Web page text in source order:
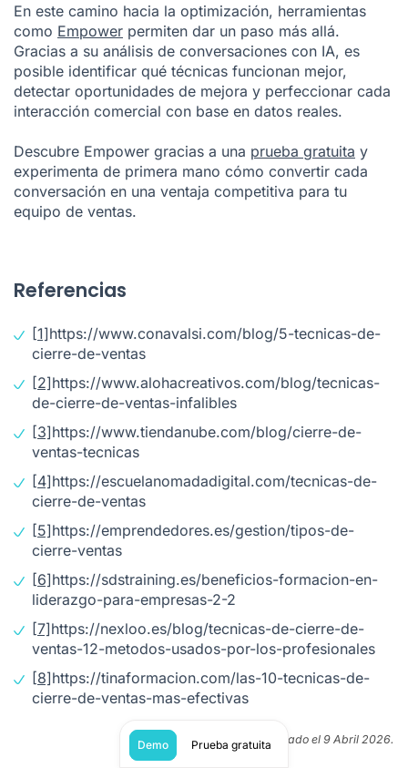
En este camino hacia la optimización, herramientas
como Empower permiten dar un paso más allá.
Gracias a su análisis de conversaciones con IA, es
posible identificar qué técnicas funcionan mejor,
detectar oportunidades de mejora y perfeccionar cada
interacción comercial con base en datos reales.
Descubre Empower gracias a una prueba gratuita y
experimenta de primera mano cómo convertir cada
conversación en una ventaja competitiva para tu
equipo de ventas.
Referencias
[1]https://www.conavalsi.com/blog/5-tecnicas-de-
cierre-de-ventas
[2]https://www.alohacreativos.com/blog/tecnicas-
de-cierre-de-ventas-infalibles
[3]https://www.tiendanube.com/blog/cierre-de-
ventas-tecnicas
[4]https://escuelanomadadigital.com/tecnicas-de-
cierre-de-ventas
[5]https://emprendedores.es/gestion/tipos-de-
cierre-ventas
[6]https://sdstraining.es/beneficios-formacion-en-
liderazgo-para-empresas-2-2
[7]https://nexloo.es/blog/tecnicas-de-cierre-de-
ventas-12-metodos-usados-por-los-profesionales
[8]https://tinaformacion.com/las-10-tecnicas-de-
cierre-de-ventas-mas-efectivas
Publicado el 9 Abril 2026.
Demo Prueba gratuita